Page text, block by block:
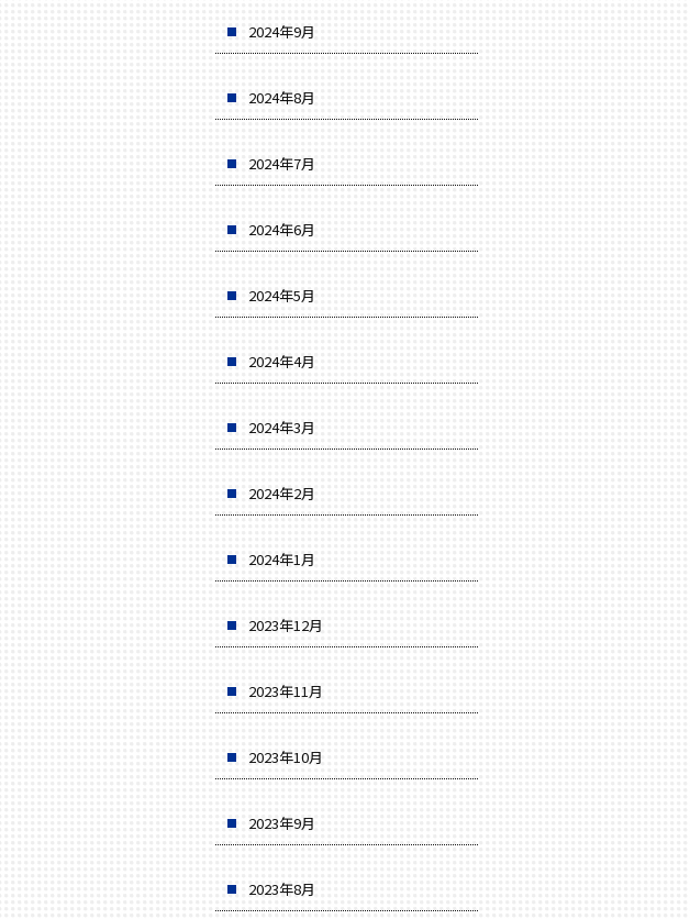
2024年9月
2024年8月
2024年7月
2024年6月
2024年5月
2024年4月
2024年3月
2024年2月
2024年1月
2023年12月
2023年11月
2023年10月
2023年9月
2023年8月